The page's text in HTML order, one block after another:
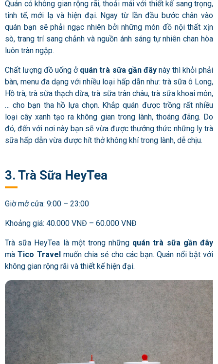
Quán có không gian rộng rãi, thoải mái với thiết kế sang trọng,
tinh tế, mới lạ và hiện đại. Ngay từ lần đầu bước chân vào
quán bạn sẽ phải ngạc nhiên bởi những món đồ nội thất xịn
sò, trang trí sang chảnh và nguồn ánh sáng tự nhiên chan hòa
luôn tràn ngập.
Chất lượng đồ uống ở quán trà sữa gần đây này thì khỏi phải
bàn, menu đa dạng với nhiều loại hấp dẫn như: trà sữa ô Long,
Hồ trà, trà sữa thạch dừa, trà sữa trân châu, trà sữa khoai môn,
… cho bạn tha hồ lựa chọn. Khắp quán được trồng rất nhiều
loại cây xanh tạo ra không gian trong lành, thoáng đãng. Do
đó, đến với nơi này bạn sẽ vừa được thưởng thức những ly trà
sữa hấp dẫn vừa được hít thở không khí trong lành, dễ chịu.
3. Trà Sữa HeyTea
Giờ mở cửa: 9:00 – 23:00
Khoảng giá: 40.000 VNĐ – 60.000 VNĐ
Trà sữa HeyTea là một trong những quán trà sữa gần đây
màTico Travelmuốn chia sẻ cho các bạn. Quán nổi bật với
không gian rộng rãi và thiết kế hiện đại.